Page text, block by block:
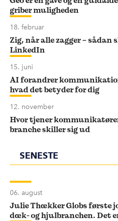
griber muligheden
18. februar
Zig, når alle zagger – sådan
LinkedIn
15. juni
AI forandrer
hvad det betyder for dig
12. november
Hvor tjener
branche skiller sig ud
SENESTE
06. august
Julie Thækker Globs første
dæk- og hjulbranchen. Det